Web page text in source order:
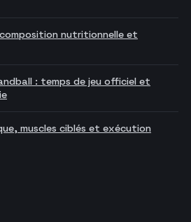
nutritionnelle et
: temps de jeu officiel et
muscles ciblés et exécution